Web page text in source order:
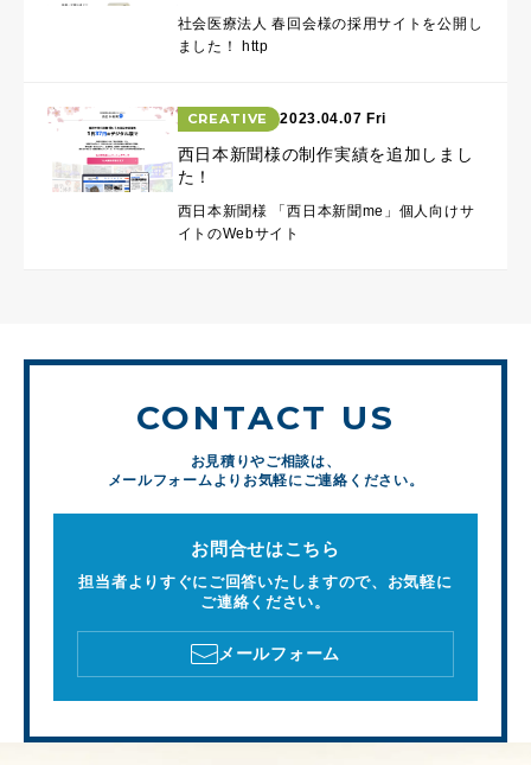
社会医療法人 春回会様の採用サイトを公開し
ました！ http
CREATIVE 2023.04.07 Fri
西日本新聞様の制作実績を追加しまし
た！
西日本新聞様 「西日本新聞me」個人向けサ
イトのWebサイト
CONTACT US
お見積りやご相談は、
メールフォームよりお気軽にご連絡ください。
お問合せはこちら
担当者よりすぐにご回答いたしますので、お気軽に
ご連絡ください。
メールフォーム